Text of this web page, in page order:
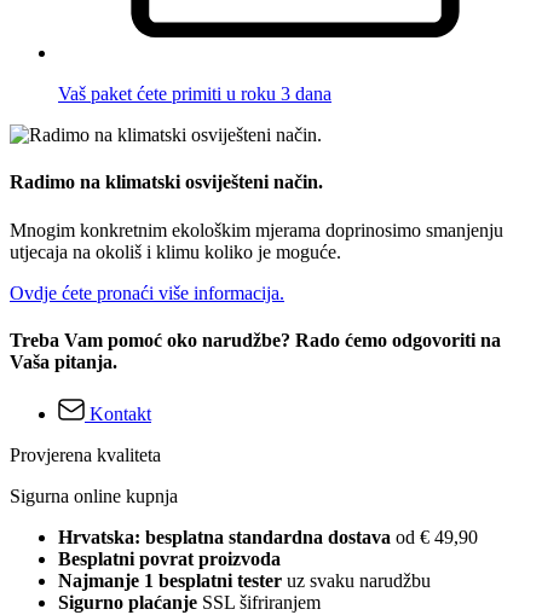
Vaš paket ćete primiti u roku 3 dana
Radimo na klimatski osviješteni način.
Mnogim konkretnim ekološkim mjerama doprinosimo smanjenju
utjecaja na okoliš i klimu koliko je moguće.
Ovdje ćete pronaći više informacija.
Treba Vam pomoć oko narudžbe? Rado ćemo odgovoriti na
Vaša pitanja.
Kontakt
Provjerena kvaliteta
Sigurna online kupnja
Hrvatska: besplatna standardna dostava od € 49,90
Besplatni povrat proizvoda
Najmanje 1 besplatni tester uz svaku narudžbu
Sigurno plaćanje SSL šifriranjem